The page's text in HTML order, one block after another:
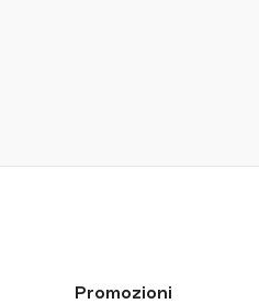
Promozioni